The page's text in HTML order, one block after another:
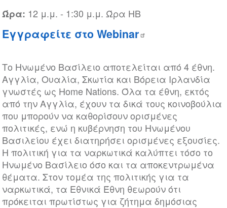
Ώρα: 12 μ.μ. - 1:30 μ.μ. Ώρα ΗΒ
Εγγραφείτε στο Webinar
Το Ηνωμένο Βασίλειο αποτελείται από 4 έθνη.
Αγγλία, Ουαλία, Σκωτία και Βόρεια Ιρλανδία
γνωστές ως Home Nations. Όλα τα έθνη, εκτός
από την Αγγλία, έχουν τα δικά τους κοινοβούλια
που μπορούν να καθορίσουν ορισμένες
πολιτικές, ενώ η κυβέρνηση του Ηνωμένου
Βασιλείου έχει διατηρήσει ορισμένες εξουσίες.
Η πολιτική για τα ναρκωτικά καλύπτει τόσο το
Ηνωμένο Βασίλειο όσο και τα αποκεντρωμένα
θέματα. Στον τομέα της πολιτικής για τα
ναρκωτικά, τα Εθνικά Έθνη θεωρούν ότι
πρόκειται πρωτίστως για ζήτημα δημόσιας